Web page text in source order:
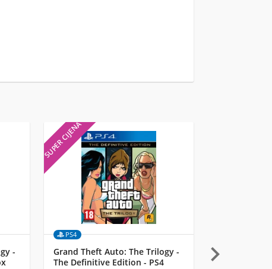
-
SUPER CIJENA
PS4
Grand Theft Auto: The Trilogy -
The Definitive Edition - PS4
Funko Pop!
